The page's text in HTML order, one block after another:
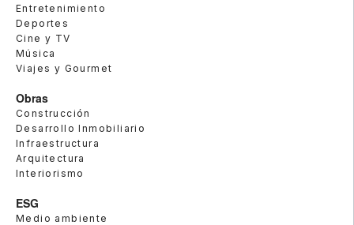
Entretenimiento
Deportes
Cine y TV
Música
Viajes y Gourmet
Obras
Construcción
Desarrollo Inmobiliario
Infraestructura
Arquitectura
Interiorismo
ESG
Medio ambiente